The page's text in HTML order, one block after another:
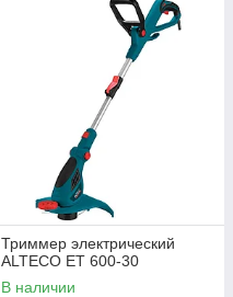
Триммер электрический
ALTECO ET 600-30
В наличии